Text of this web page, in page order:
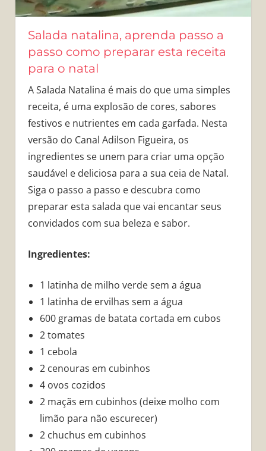
Salada natalina, aprenda passo a
passo como preparar esta receita
para o natal
A Salada Natalina é mais do que uma simples
receita, é uma explosão de cores, sabores
festivos e nutrientes em cada garfada. Nesta
versão do Canal Adilson Figueira, os
ingredientes se unem para criar uma opção
saudável e deliciosa para a sua ceia de Natal.
Siga o passo a passo e descubra como
preparar esta salada que vai encantar seus
convidados com sua beleza e sabor.
Ingredientes:
1 latinha de milho verde sem a água
1 latinha de ervilhas sem a água
600 gramas de batata cortada em cubos
2 tomates
1 cebola
2 cenouras em cubinhos
4 ovos cozidos
2 maçãs em cubinhos (deixe molho com
limão para não escurecer)
2 chuchus em cubinhos